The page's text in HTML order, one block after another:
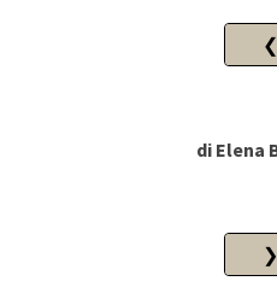
❮
di Elena
❯